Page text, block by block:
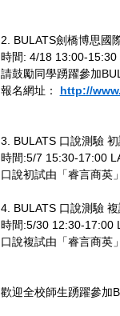
2. BULATS劍橋博思
時間: 4/18 13:00-15:30
請鼓勵同學踴躍參加
報名網址： http://
3. BULATS 口說測驗
時間:5/7 15:30-17:00
口說初試由「睿言商英
4. BULATS 口說測驗
時間:5/30 12:30-17:00
口說複試由「睿言商英
歡迎全校師生踴躍參加